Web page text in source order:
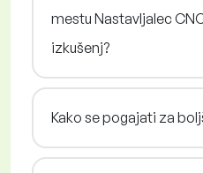
mestu Nastavljalec
izkušenj?
Kako se pogajati za